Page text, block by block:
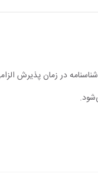
در زمان پذیرش